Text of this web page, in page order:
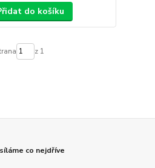
do košíku
z 1
co nejdříve